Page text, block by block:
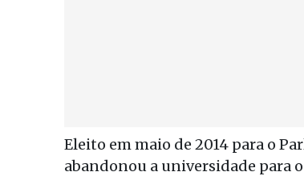
Eleito em maio de 2014 para o
abandonou a universidade para